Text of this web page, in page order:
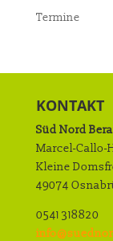
Termine
KONTAKT
Süd Nord
Marcel-Callo-
Kleine
49074
0541 318820